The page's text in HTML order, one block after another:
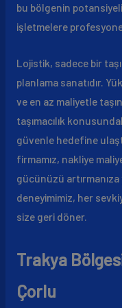
bu bölgenin
işletmelere
Lojistik, sadece bir
planlama sanatıdır.
ve en az maliyetle
taşımacılık
güvenle hedefine
firmamız, nakliye
gücünüzü
deneyimimiz, her
size geri döner.
Trakya
Çorlu